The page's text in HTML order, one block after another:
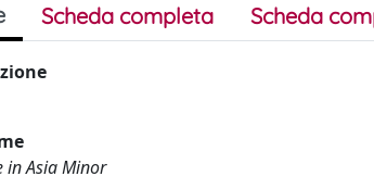
Scheda completa Scheda
in Asia Minor